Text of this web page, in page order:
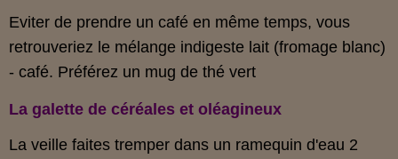
Eviter de prendre un café en même temps, vous
retrouveriez le mélange indigeste lait (fromage blanc)
- café. Préférez un mug de thé vert
La galette de céréales et oléagineux
La veille faites tremper dans un ramequin d'eau 2